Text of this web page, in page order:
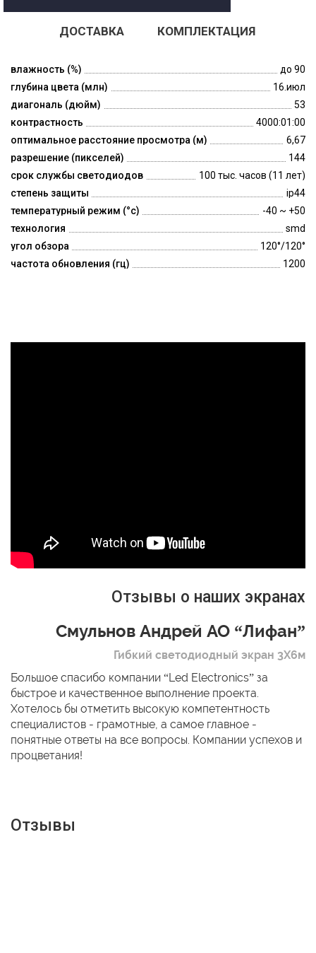
ДОСТАВКА КОМПЛЕКТАЦИЯ
влажность (%)
до 90
глубина цвета (млн)
16.июл
диагональ (дюйм)
53
контрастность
4000:01:00
оптимальное расстояние просмотра (м)
6,67
разрешение (пикселей)
144
срок службы светодиодов
100 тыс. часов (11 лет)
степень защиты
ip44
температурный режим (°c)
-40 ~ +50
технология
smd
угол обзора
120°/120°
частота обновления (гц)
1200
Отзывы о наших экранах
Смульнов Андрей АО “Лифан”
Гибкий светодиодный экран 3Х6м
Большое спасибо компании “Led Electronics” за
быстрое и качественное выполнение проекта.
Хотелось бы отметить высокую компетентность
специалистов - грамотные, а самое главное -
понятные ответы на все вопросы. Компании успехов и
процветания!
Отзывы